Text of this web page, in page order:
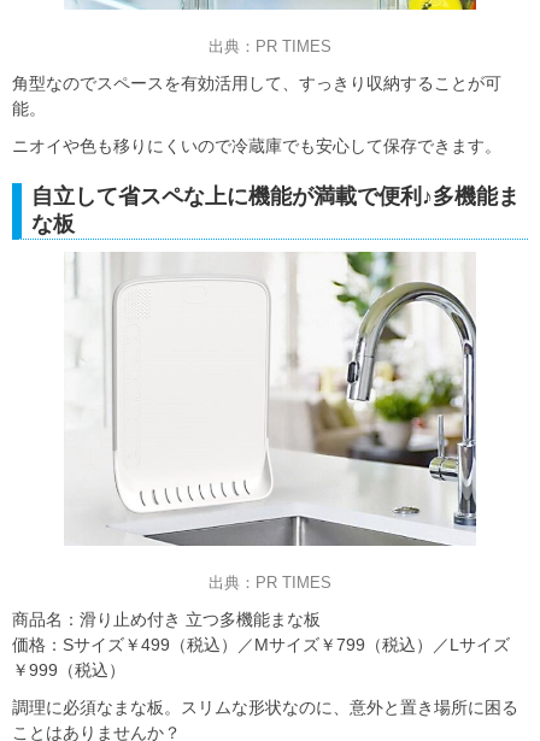
出典：PR TIMES
角型なのでスペースを有効活用して、すっきり収納することが可
能。
ニオイや色も移りにくいので冷蔵庫でも安心して保存できます。
自立して省スペな上に機能が満載で便利♪多機能ま
な板
出典：PR TIMES
商品名：滑り止め付き 立つ多機能まな板
価格：Sサイズ￥499（税込）／Mサイズ￥799（税込）／Lサイズ
￥999（税込）
調理に必須なまな板。スリムな形状なのに、意外と置き場所に困る
ことはありませんか？